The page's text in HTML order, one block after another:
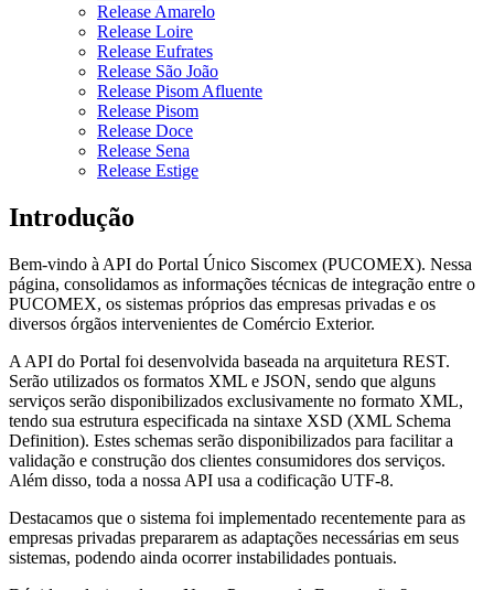
Release Amarelo
Release Loire
Release Eufrates
Release São João
Release Pisom Afluente
Release Pisom
Release Doce
Release Sena
Release Estige
Introdução
Bem-vindo à API do Portal Único Siscomex (PUCOMEX). Nessa
página, consolidamos as informações técnicas de integração entre o
PUCOMEX, os sistemas próprios das empresas privadas e os
diversos órgãos intervenientes de Comércio Exterior.
A API do Portal foi desenvolvida baseada na arquitetura REST.
Serão utilizados os formatos XML e JSON, sendo que alguns
serviços serão disponibilizados exclusivamente no formato XML,
tendo sua estrutura especificada na sintaxe XSD (XML Schema
Definition). Estes schemas serão disponibilizados para facilitar a
validação e construção dos clientes consumidores dos serviços.
Além disso, toda a nossa API usa a codificação UTF-8.
Destacamos que o sistema foi implementado recentemente para as
empresas privadas prepararem as adaptações necessárias em seus
sistemas, podendo ainda ocorrer instabilidades pontuais.